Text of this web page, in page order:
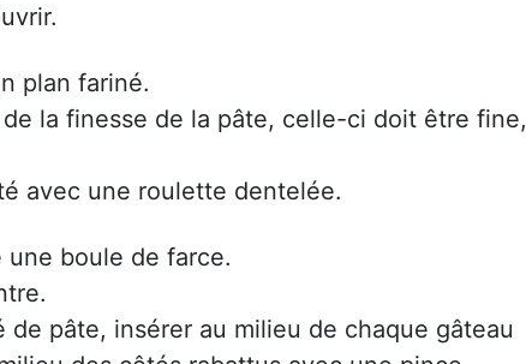
plan fariné.
la finesse de la pâte, celle-ci doit être fine,
avec une roulette dentelée.
une boule de farce.
de pâte, insérer au milieu de chaque gâteau